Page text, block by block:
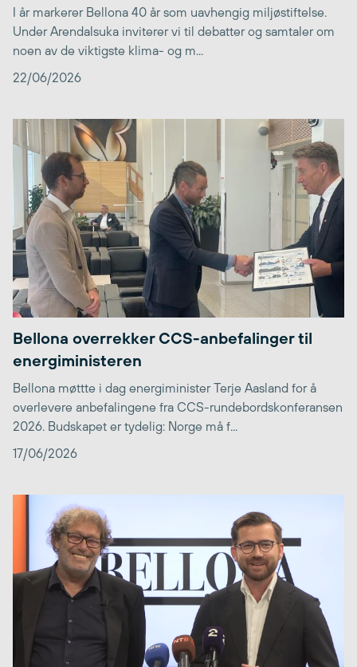
I år markerer Bellona 40 år som uavhengig miljøstiftelse.
Under Arendalsuka inviterer vi til debatter og samtaler om
noen av de viktigste klima- og m...
22/06/2026
Bellona overrekker CCS-anbefalinger til
energiministeren
Bellona møttte i dag energiminister Terje Aasland for å
overlevere anbefalingene fra CCS-rundebordskonferansen
2026. Budskapet er tydelig: Norge må f...
17/06/2026